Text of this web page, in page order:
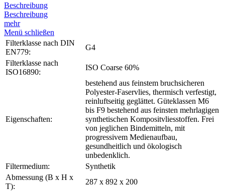
Beschreibung
Beschreibung
mehr
Menü schließen
Filterklasse nach DIN
EN779:
G4
Filterklasse nach
ISO16890:
ISO Coarse 60%
Eigenschaften:
bestehend aus feinstem bruchsicheren
Polyester-Faservlies, thermisch verfestigt,
reinluftseitig geglättet. Güteklassen M6
bis F9 bestehend aus feinsten mehrlagigen
synthetischen Kompositvliesstoffen. Frei
von jeglichen Bindemitteln, mit
progressivem Medienaufbau,
gesundheitlich und ökologisch
unbedenklich.
Filtermedium:
Synthetik
Abmessung (B x H x
T):
287 x 892 x 200